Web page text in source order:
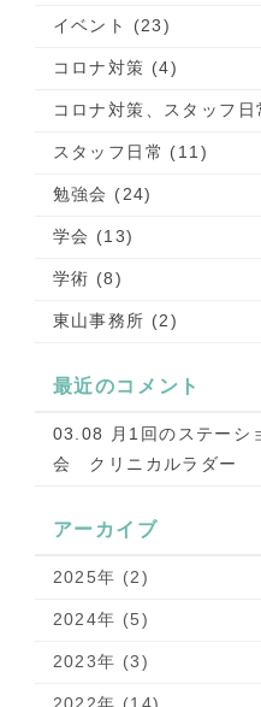
イベント (23)
コロナ対策 (4)
コロナ対策、スタッフ
スタッフ日常 (11)
勉強会 (24)
学会 (13)
学術 (8)
東山事務所 (2)
最近のコメント
03.08 月1回のステーシ
会 クリニカルラダー
アーカイブ
2025年 (2)
2024年 (5)
2023年 (3)